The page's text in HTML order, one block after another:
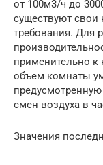
от 100м3/ч до
существуют
требования. Для
применительно
объем комнаты
смен воздуха в
Значения